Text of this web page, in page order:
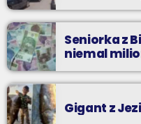
Seniorka z
niemal
Gigant z